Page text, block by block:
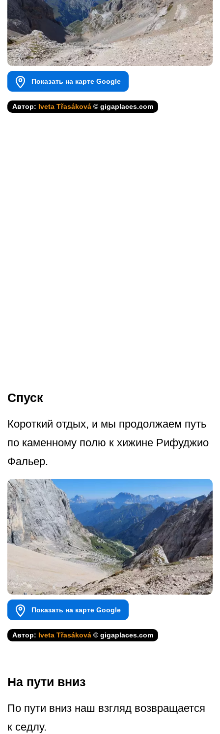
Показать на карте Google
Автор: Iveta Třasáková © gigaplaces.com
Спуск
Короткий отдых, и мы продолжаем путь
по каменному полю к хижине Рифуджио
Фальер.
Показать на карте Google
Автор: Iveta Třasáková © gigaplaces.com
На пути вниз
По пути вниз наш взгляд возвращается
к седлу.